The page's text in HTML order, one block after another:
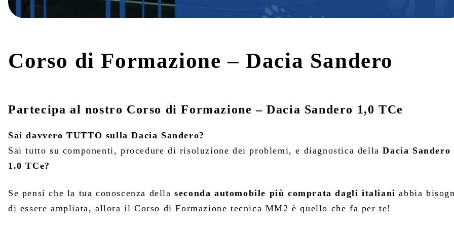
Corso di Formazione – Dacia Sandero
Partecipa al nostro Corso di Formazione – Dacia Sandero 1,0 TCe
Sai davvero TUTTO sulla Dacia Sandero?
Sai tutto su componenti, procedure di risoluzione dei problemi, e diagnostica dellaDacia Sandero
1.0 TCe?
Se pensi che la tua conoscenza dellaseconda automobile più comprata dagli italiani abbia
di essere ampliata, allora il Corso di Formazione tecnica MM2 è quello che fa per te!